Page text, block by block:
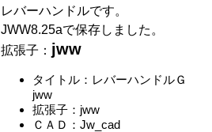
レバーハンドルです。
JWW8.25aで保存しました。
拡張子： jww
タイトル：レバーハンドルＧ
jww
拡張子：jww
ＣＡＤ：Jw_cad